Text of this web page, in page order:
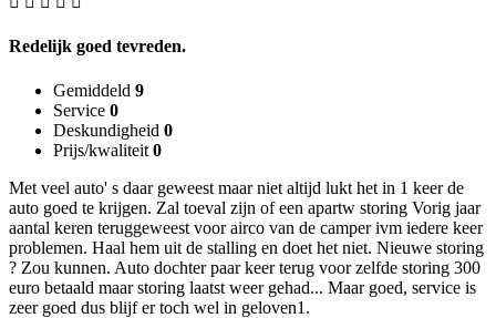
Redelijk goed tevreden.
Gemiddeld 9
Service 0
Deskundigheid 0
Prijs/kwaliteit 0
Met veel auto' s daar geweest maar niet altijd lukt het in 1 keer de
auto goed te krijgen. Zal toeval zijn of een apartw storing Vorig jaar
aantal keren teruggeweest voor airco van de camper ivm iedere keer
problemen. Haal hem uit de stalling en doet het niet. Nieuwe storing
? Zou kunnen. Auto dochter paar keer terug voor zelfde storing 300
euro betaald maar storing laatst weer gehad... Maar goed, service is
zeer goed dus blijf er toch wel in geloven1.